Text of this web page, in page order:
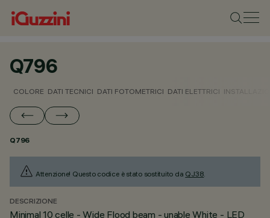
Q796
COLORE DATI TECNICI DATI FOTOMETRICI DATI ELETTRICI
Q796
Attenzione! Questo codice è stato sostituito da QJ38.
DESCRIZIONE
Minimal 10 celle - Wide Flood beam - unable White - LED